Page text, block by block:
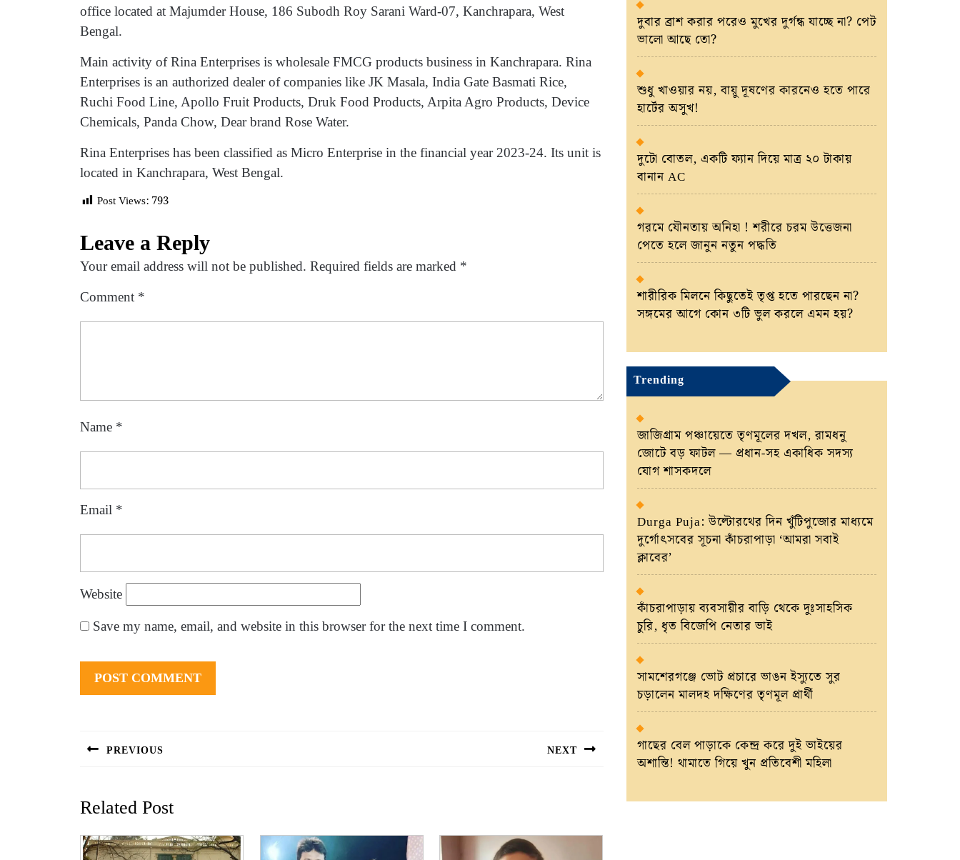
office located at Majumder House, 186 Subodh Roy Sarani Ward-07, Kanchrapara, West
Bengal.
Main activity of Rina Enterprises is wholesale FMCG products business in Kanchrapara. Rina
Enterprises is an authorized dealer of companies like JK Masala, India Gate Basmati Rice,
Ruchi Food Line, Apollo Fruit Products, Druk Food Products, Arpita Agro Products, Device
Chemicals, Panda Chow, Dear brand Rose Water.
Rina Enterprises has been classified as Micro Enterprise in the financial year 2023-24. Its unit is
located in Kanchrapara, West Bengal.
Post Views: 793
Leave a Reply
Your email address will not be published. Required fields are marked *
Comment *
Name *
Email *
Website
Save my name, email, and website in this browser for the next time I comment.
navigation
PREVIOUS NEXT
Related Post
দুবার ব্রাশ করার পরেও মুখের দুর্গন্ধ যাচ্ছে না? পেট
ভালো আছে তো?
শুধু খাওয়ার নয়, বায়ু দূষণের কারনেও হতে পারে
হার্টের অসুখ!
দুটো বোতল, একটি ফ্যান দিয়ে মাত্র ২০ টাকায়
বানান AC
গরমে যৌনতায় অনিহা ! শরীরে চরম উত্তেজনা
পেতে হলে জানুন নতুন পদ্ধতি
শারীরিক মিলনে কিছুতেই তৃপ্ত হতে পারছেন না?
সঙ্গমের আগে কোন ৩টি ভুল করলে এমন হয়?
Trending
জাজিগ্রাম পঞ্চায়েতে তৃণমূলের দখল, রামধনু
জোটে বড় ফাটল — প্রধান-সহ একাধিক সদস্য
যোগ শাসকদলে
Durga Puja: উল্টোরথের দিন খুঁটিপুজোর মাধ্যমে
দুর্গোৎসবের সূচনা কাঁচরাপাড়া ‘আমরা সবাই
ক্লাবের’
কাঁচরাপাড়ায় ব্যবসায়ীর বাড়ি থেকে দুঃসাহসিক
চুরি, ধৃত বিজেপি নেতার ভাই
সামশেরগঞ্জে ভোট প্রচারে ভাঙন ইস্যুতে সুর
চড়ালেন মালদহ দক্ষিণের তৃণমূল প্রার্থী
গাছের বেল পাড়াকে কেন্দ্র করে দুই ভাইয়ের
অশান্তি! থামাতে গিয়ে খুন প্রতিবেশী মহিলা